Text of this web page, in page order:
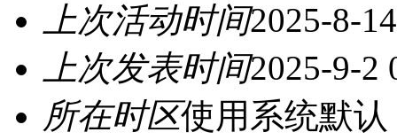
上次活动时间2025-8-
上次发表时间2025-9-2
所在时区使用系统默认